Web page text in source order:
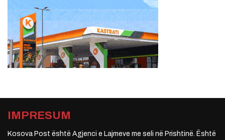
IMPRESUM
Kosova Post është Agjenci e Lajmeve me seli në Prishtinë. Është